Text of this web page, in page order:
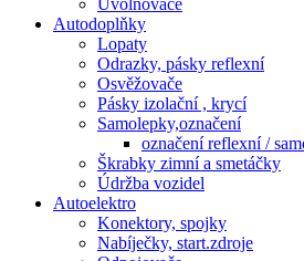
Uvolňovače
Autodoplňky
Lopaty
Odrazky, pásky reflexní
Osvěžovače
Pásky izolační , krycí
Samolepky,označení
označení reflexní /
Škrabky zimní a smetáčky
Údržba vozidel
Autoelektro
Konektory, spojky
Nabíječky, start.zdroje